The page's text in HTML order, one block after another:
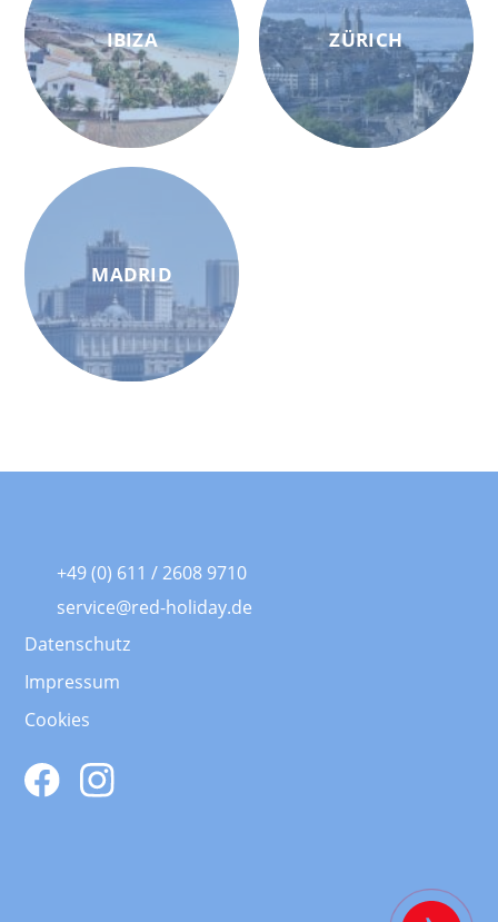
IBIZA
MADRID
ZÜRICH
+49 (0) 611 / 2608 9710
service@red-holiday.de
Datenschutz
Impressum
Cookies